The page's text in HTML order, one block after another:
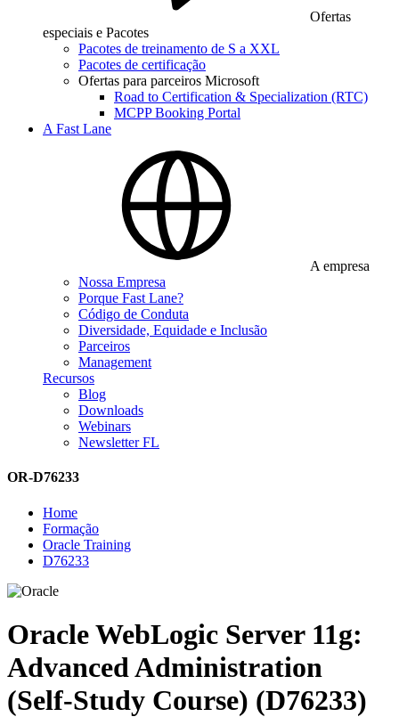
Ofertas
especiais e Pacotes
Pacotes de treinamento de S a XXL
Pacotes de certificação
Ofertas para parceiros Microsoft
Road to Certification & Specialization (RTC)
MCPP Booking Portal
A Fast Lane
A empresa
Nossa Empresa
Porque Fast Lane?
Código de Conduta
Diversidade, Equidade e Inclusão
Parceiros
Management
Recursos
Blog
Downloads
Webinars
Newsletter FL
OR-D76233
Home
Formação
Oracle Training
D76233
Oracle WebLogic Server 11g:
Advanced Administration
(Self-Study Course) (D76233)